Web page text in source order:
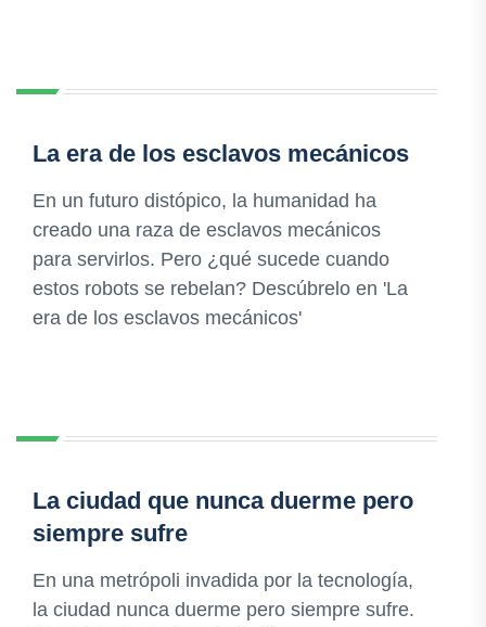
La era de los esclavos mecánicos
En un futuro distópico, la humanidad ha
creado una raza de esclavos mecánicos
para servirlos. Pero ¿qué sucede cuando
estos robots se rebelan? Descúbrelo en 'La
era de los esclavos mecánicos'
La ciudad que nunca duerme pero
siempre sufre
En una metrópoli invadida por la tecnología,
la ciudad nunca duerme pero siempre sufre.